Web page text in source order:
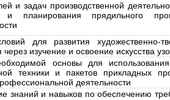
и задач производственной
и планирования прядильного
для развития художественно-
изучение и освоение искусства
основы для
техники и пакетов прикладных
деятельности
знаний и навыков по обеспечению